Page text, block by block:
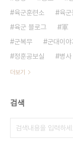
육군훈련소
육
육군 블로그
軍
군복무
군대이야
정훈공보실
병사
더보기
검색